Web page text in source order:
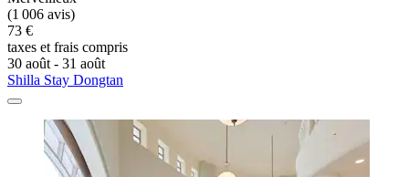
(1 006 avis)
73 €
taxes et frais compris
30 août - 31 août
Shilla Stay Dongtan